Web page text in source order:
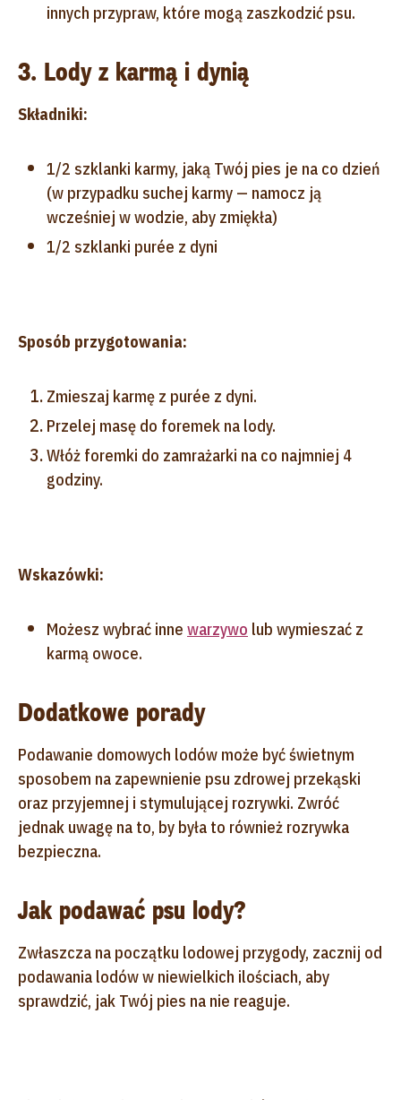
innych przypraw, które mogą zaszkodzić psu.
3. Lody z karmą i dynią
Składniki:
1/2 szklanki karmy, jaką Twój pies je na co dzień
(w przypadku suchej karmy — namocz ją
wcześniej w wodzie, aby zmiękła)
1/2 szklanki purée z dyni
Sposób przygotowania:
Zmieszaj karmę z purée z dyni.
Przelej masę do foremek na lody.
Włóż foremki do zamrażarki na co najmniej 4
godziny.
Wskazówki:
Możesz wybrać inne warzywo lub wymieszać z
karmą owoce.
Dodatkowe porady
Podawanie domowych lodów może być świetnym
sposobem na zapewnienie psu zdrowej przekąski
oraz przyjemnej i stymulującej rozrywki. Zwróć
jednak uwagę na to, by była to również rozrywka
bezpieczna.
Jak podawać psu lody?
Zwłaszcza na początku lodowej przygody, zacznij od
podawania lodów w niewielkich ilościach, aby
sprawdzić, jak Twój pies na nie reaguje.